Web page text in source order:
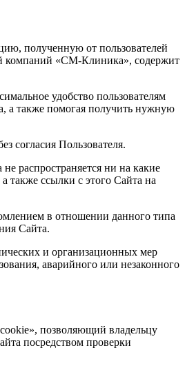
полученную от пользователей
компаний «СМ-Клиника», содержит
удобство пользователям
а также помогая получить нужную
согласия Пользователя.
распространяется ни на какие
также ссылки с этого Сайта на
в отношении данного типа
Сайта.
и организационных мер
аварийного или незаконного
позволяющий владельцу
посредством проверки